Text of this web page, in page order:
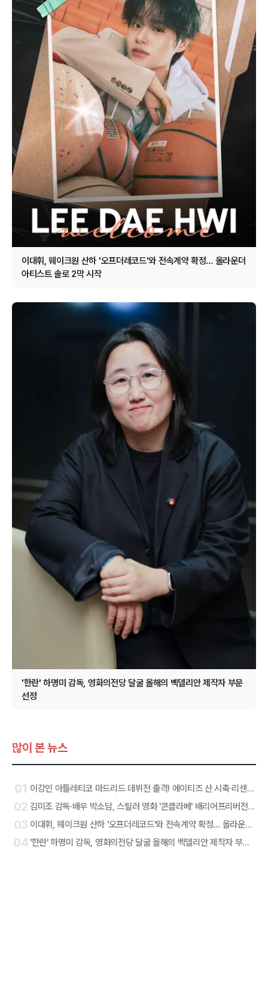
이대휘, 웨이크원 산하 '오프더레코드'와 전속계약 확정… 올라운더
아티스트 솔로 2막 시작
'한란' 하명미 감독, 영화의전당 달굴 올해의 벡델리안 제작자 부문
선정
많이 본 뉴스
01 이강인 아틀레티코 마드리드 데뷔전 출격! 에이티즈 산 시축·리센느 하프타임 공연 확정
02 김미조 감독·배우 박소담, 스릴러 영화 '콘클라베' 배리어프리버전 합류
03 이대휘, 웨이크원 산하 '오프더레코드'와 전속계약 확정… 올라운더 아티스트 솔로 2막 시작
04 '한란' 하명미 감독, 영화의전당 달굴 올해의 벡델리안 제작자 부문 선정